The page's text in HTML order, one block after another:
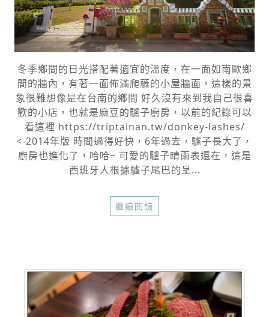
冬季鄉間的日光搭配著適宜的溫度，在一面如南歐鄉
間的牆內，有著一面佈滿爬藤的小屋牆面，這樣的景
象很難想像是在台南的鄉間 好久沒有來到我自己很喜
歡的小店，也就是麻豆的驢子廚房，以前的紀錄可以
看這裡 https://triptainan.tw/donkey-lashes/
<-2014年版 時間過得好快，6年過去，驢子長大了，
廚房也進化了，哈哈~ 可愛的驢子晴雨表還在，這是
西班牙人根據驢子尾巴的呈...
繼續閱讀